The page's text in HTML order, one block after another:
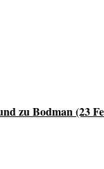
zu Bodman (23